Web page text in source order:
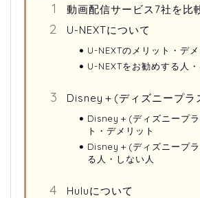
信(SVOD)の市場
度の1,429億円か
1,680億円と、1
018年の定額制動
シェアは、「
動画配信サービス7社を比
U-NEXTについて
U-NEXTのメリット・デメ
U-NEXTをお勧めする人
Disney＋(ディズニープラ
Disney＋(ディズニープ
ト・デメリット
Disney＋(ディズニープ
る人・しない人
Huluについて